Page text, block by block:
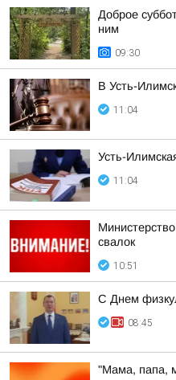
Доброе
ним
09:30
В Усть-
11:04
Усть-
11:04
свалок
10:51
С Днем
08:45
"Мама, папа,